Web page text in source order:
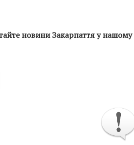
новини Закарпаття у нашому